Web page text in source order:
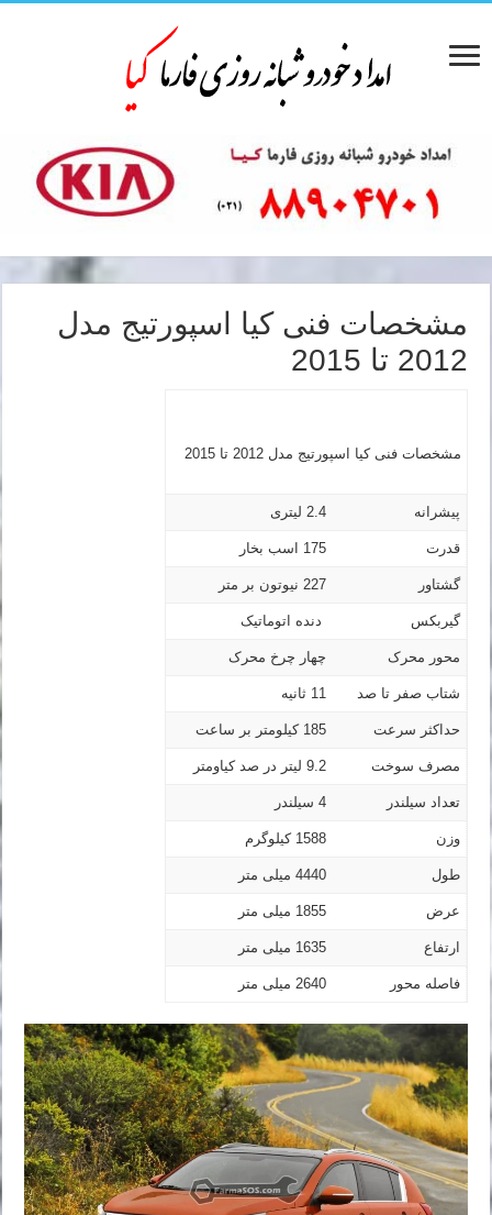
مشخصات فنی کیا اسپورتیج مدل
2012 تا 2015
مشخصات فنی کیا اسپورتیج مدل 2012 تا 2015
پیشرانه 2.4 لیتری
قدرت 175 اسب بخار
گشتاور 227 نیوتون بر متر
گیربکس دنده اتوماتیک
محور محرک چهار چرخ محرک
شتاب صفر تا صد
حداکثر سرعت 185 کیلومتر بر ساعت
مصرف سوخت 9.2 لیتر در صد کیاومتر
تعداد سیلندر 4 سیلندر
وزن 1588 کیلوگرم
طول 4440 میلی متر
عرض 1855 میلی متر
ارتفاع 1635 میلی متر
فاصله محور 2640 میلی متر